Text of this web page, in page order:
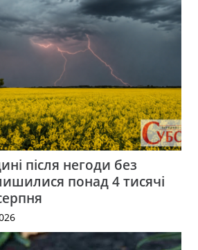
після негоди без
понад 4 тисячі